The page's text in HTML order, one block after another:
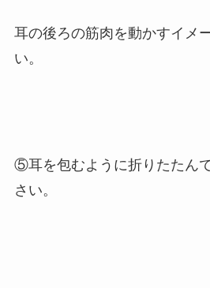
耳の後ろの筋肉を動かすイメ
い。
⑤耳を包むように折りたたん
さい。